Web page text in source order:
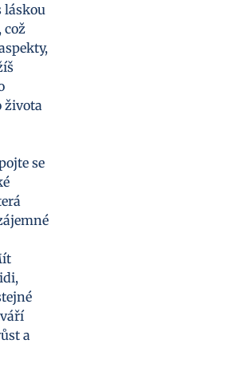
láskou
což
života
se
a